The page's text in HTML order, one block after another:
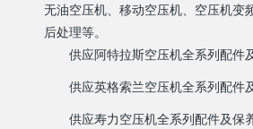
无油空压机、移动空压机、空压机变
后处理等。
供应阿特拉斯空压机全系列配件
供应英格索兰空压机全系列配件
供应寿力空压机全系列配件及保